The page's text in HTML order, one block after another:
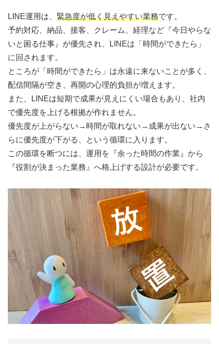
LINE運用は、 緊急度が低く見えやすい業務です。
予約対応、納品、接客、クレーム、経理など『今日やらな
いと困る仕事』が優先され、LINEは「時間ができたら」
に回されます。
ところが「時間ができたら」は永遠に来ないことが多く、
配信間隔が空き、再開の心理的負担が増えます。
また、LINEは短期で成果が見えにくい場合もあり、社内
で優先度を上げる根拠が作れません。
優先度が上がらない→時間が取れない→成果が出ない→さ
らに優先度が下がる、という循環に入ります。
この循環を断つには、運用を『余った時間の作業』から
『役割が決まった業務』へ格上げする設計が必要です。